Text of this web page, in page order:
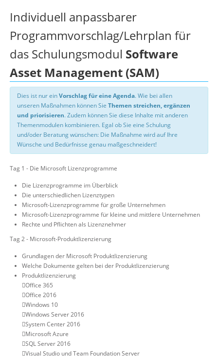
Individuell anpassbarer
Programmvorschlag/Lehrplan für
das Schulungsmodul Software
Asset Management (SAM)
Dies ist nur einVorschlag für eine Agenda. Wie bei allen
unseren Maßnahmen können Sie Themen streichen, ergänzen
und priorisieren. Zudem können Sie diese Inhalte mit anderen
Themenmodulen kombinieren. Egal ob Sie eine Schulung
und/oder Beratung wünschen: Die Maßnahme wird auf Ihre
Wünsche und Bedürfnisse genau maßgeschneidert!
Tag 1 - Die Microsoft Lizenzprogramme
Die Lizenzprogramme im Überblick
Die unterschiedlichen Lizenztypen
Microsoft-Lizenzprogramme für große Unternehmen
Microsoft-Lizenzprogramme für kleine und mittlere Unternehmen
Rechte und Pflichten als Lizenznehmer
Tag 2 - Microsoft-Produktlizenzierung
Grundlagen der Microsoft Produktlizenzierung
Welche Dokumente gelten bei der Produktlizenzierung
Produktlizenzierung
Office 365
Office 2016
Windows 10
Windows Server 2016
System Center 2016
Microsoft Azure
SQL Server 2016
Visual Studio und Team Foundation Server